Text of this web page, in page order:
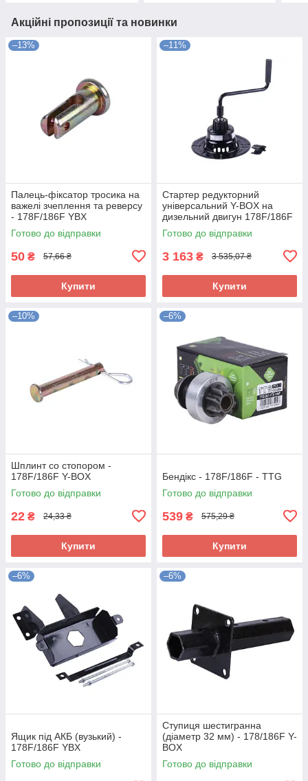
Акційні пропозиції та новинки
–13%
Палець-фіксатор тросика на
важелі зчеплення та реверсу
- 178F/186F YBX
Готово до відправки
50 ₴ 57,66 ₴
Купити
–11%
Стартер редукторний
універсальний Y-BOX на
дизельний двигун 178F/186F
Готово до відправки
3 163 ₴ 3 535,07 ₴
Купити
–10%
Шплинт со стопором -
178F/186F Y-BOX
Готово до відправки
22 ₴ 24,33 ₴
Купити
–6%
Бендікс - 178F/186F - TTG
Готово до відправки
539 ₴ 575,29 ₴
Купити
–6%
Ящик під АКБ (вузький) -
178F/186F YBX
Готово до відправки
–6%
Ступиця шестигранна
(діаметр 32 мм) - 178/186F Y-
BOX
Готово до відправки